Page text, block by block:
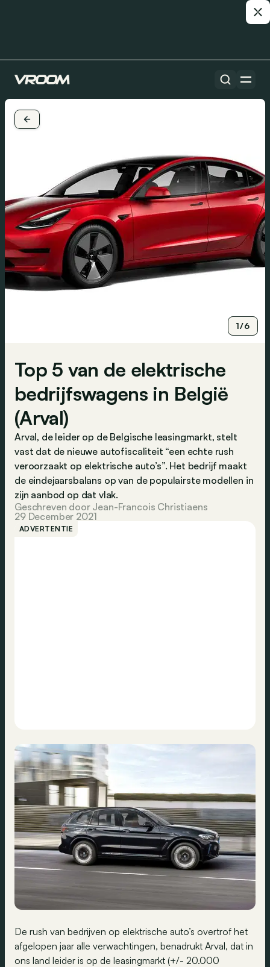
1/6
Top 5 van de elektrische
bedrijfswagens in België
(Arval)
Arval, de leider op de Belgische leasingmarkt, stelt
vast dat de nieuwe autofiscaliteit “een echte rush
veroorzaakt op elektrische auto’s”. Het bedrijf maakt
de eindejaarsbalans op van de populairste modellen in
zijn aanbod op dat vlak.
Geschreven door Jean-Francois Christiaens
29 December 2021
ADVERTENTIE
De rush van bedrijven op elektrische auto’s overtrof het
afgelopen jaar alle verwachtingen, benadrukt Arval, dat in
ons land leider is op de leasingmarkt (+/- 20.000